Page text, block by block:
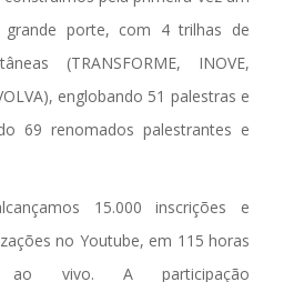
grande porte, com 4 trilhas de
(TRANSFORME, INOVE,
englobando 51 palestras e
69 renomados palestrantes e
15.000 inscrições e
no Youtube, em 115 horas
ao vivo. A participação